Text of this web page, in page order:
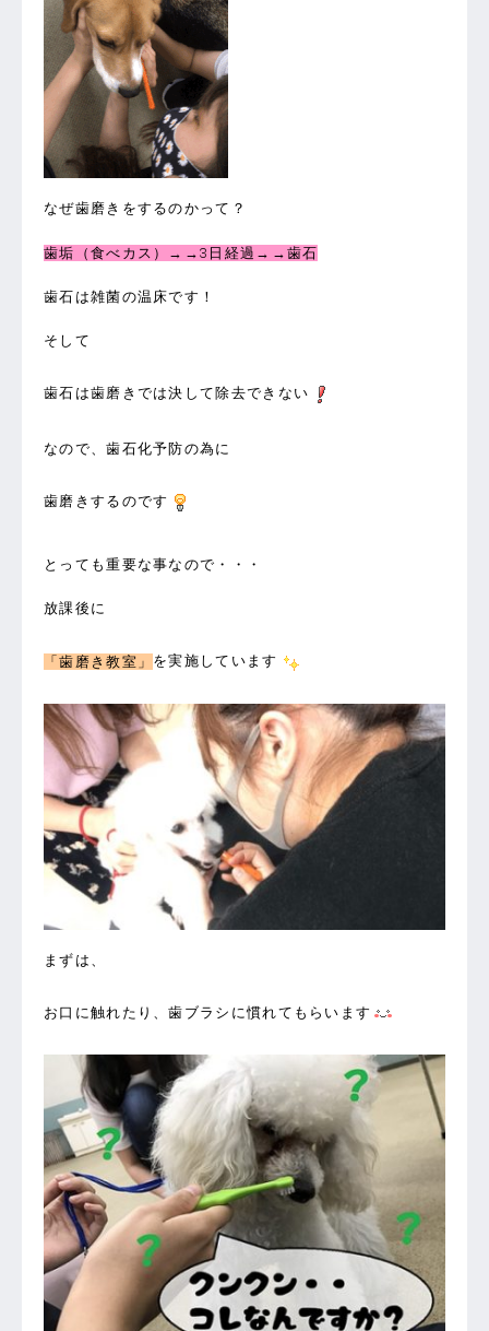
なぜ歯磨きをするのかって？
歯垢（食べカス）→→3日経過→→歯石
歯石は雑菌の温床です！
そして
歯石は歯磨きでは決して除去できない
なので、歯石化予防の為に
歯磨きするのです
とっても重要な事なので・・・
放課後に
「歯磨き教室」 を実施しています
まずは、
お口に触れたり、歯ブラシに慣れてもらいます